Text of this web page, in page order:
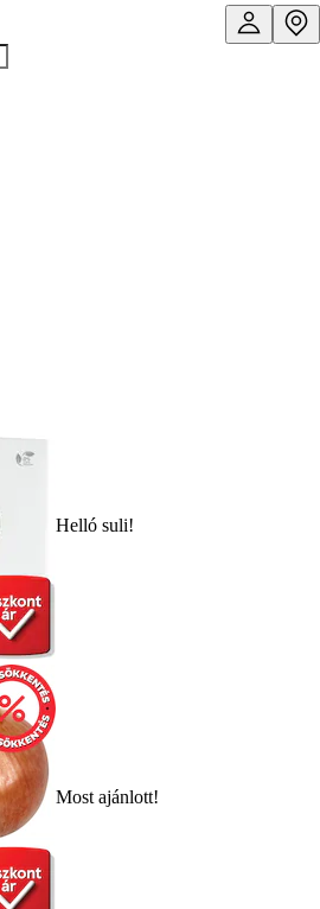
Helló suli!
Most ajánlott!